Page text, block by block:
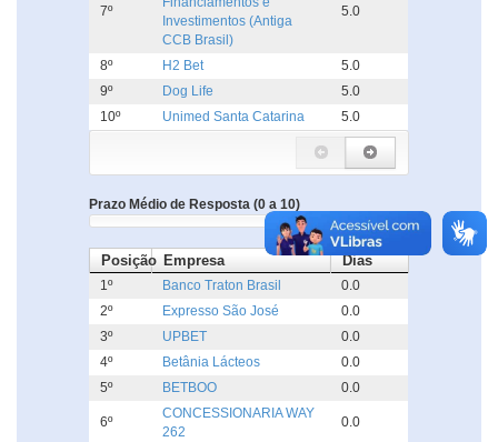
7º
Investimentos (Antiga
CCB Brasil)
5.0
8º H2 Bet
5.0
9º
Dog Life
5.0
10º
Unimed Santa Catarina 5.0
Prazo Médio de Resposta (0 a 10)
Posição Empresa Dias
1º Banco Traton Brasil
0.0
2º
Expresso São José
0.0
3º
UPBET
0.0
4º
Betânia Lácteos
0.0
5º
BETBOO 0.0
6º
CONCESSIONARIA WAY
262
0.0